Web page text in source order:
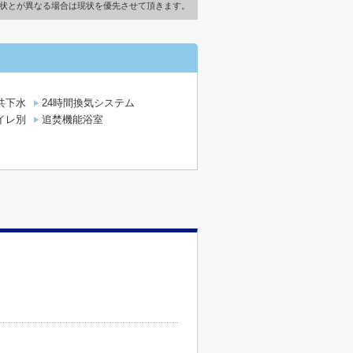
とが異なる場合は現状を優先させて頂きます。
下水
24時間換気システム
レ別
追焚機能浴室